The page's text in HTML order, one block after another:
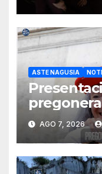
ASTE NAGUSIA
Aste
AGO 7, 2026